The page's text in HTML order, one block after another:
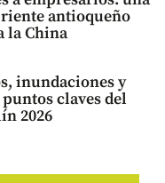
antioqueño
la China
inundaciones y
claves del
2026